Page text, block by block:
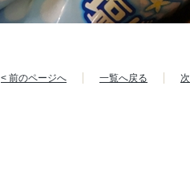
< 前のページへ 一覧へ戻る